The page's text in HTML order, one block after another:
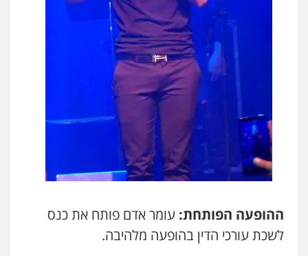
ההופעה הפותחת: עומר אדם פותח את כנס
לשכת עורכי הדין בהופעה מלהיבה.